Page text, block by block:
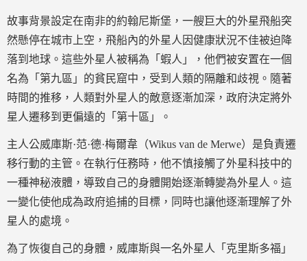
故事背景設定在南非的約翰尼斯堡，一艘巨大的外星飛船突
然懸停在城市上空，飛船內的外星人因健康狀況不佳被迫降
落到地球。這些外星人被稱為「蝦人」，他們被安置在一個
名為「第九區」的貧民窟中，受到人類的隔離和歧視。隨著
時間的推移，人類對外星人的敵意逐漸加深，政府決定將外
星人遷移到更偏遠的「第十區」。
主人公威庫斯·范·德·梅爾韋（Wikus van de Merwe）是負責遷
移行動的主管。在執行任務時，他不慎接觸了外星科技中的
一種神秘液體，導致自己的身體開始逐漸轉變為外星人。這
一變化使他成為政府追捕的目標，同時也讓他逐漸理解了外
星人的處境。
為了恢復自己的身體，威庫斯與一名外星人「克里斯多福」